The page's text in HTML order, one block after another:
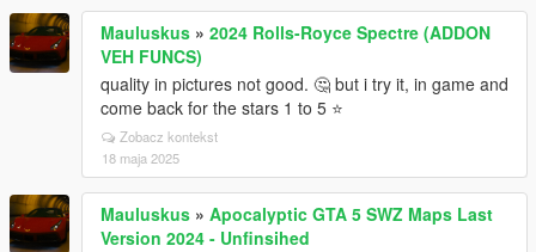
Mauluskus » 2024 Rolls-Royce Spectre (ADDON
VEH FUNCS)
quality in pictures not good. 🤔 but i try it, in game and
come back for the stars 1 to 5 ⭐
Zobacz kontekst
18 maja 2025
Mauluskus » Apocalyptic GTA 5 SWZ Maps Last
Version 2024 - Unfinsihed